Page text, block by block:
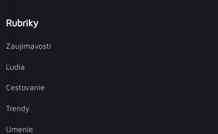
Rubriky
Zaujímavosti
Ľudia
Cestovanie
Trendy
Umenie